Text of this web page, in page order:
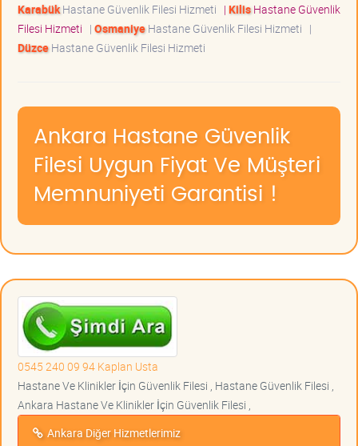
KarabükHastane Güvenlik Filesi Hizmeti | KilisHastane Güvenlik
Filesi Hizmeti | OsmaniyeHastane Güvenlik Filesi Hizmeti |
DüzceHastane Güvenlik Filesi Hizmeti
Ankara Hastane Güvenlik
Filesi Uygun Fiyat Ve Müşteri
Memnuniyeti Garantisi !
0545 240 09 94 Kaplan Usta
Hastane Ve Klinikler İçin Güvenlik Filesi , Hastane Güvenlik Filesi ,
Ankara Hastane Ve Klinikler İçin Güvenlik Filesi ,
Ankara Diğer Hizmetlerimiz